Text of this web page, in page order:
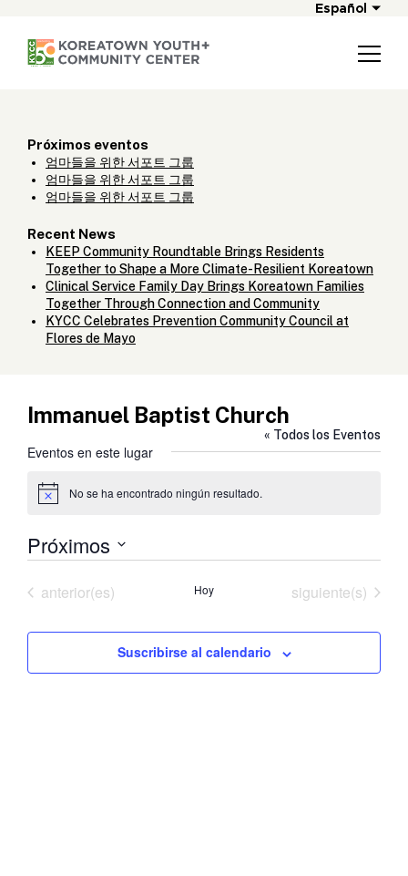
Español
Próximos eventos
엄마들을 위한 서포트 그룹
엄마들을 위한 서포트 그룹
엄마들을 위한 서포트 그룹
Recent News
KEEP Community Roundtable Brings Residents
Together to Shape a More Climate-Resilient Koreatown
Clinical Service Family Day Brings Koreatown Families
Together Through Connection and Community
KYCC Celebrates Prevention Community Council at
Flores de Mayo
Immanuel Baptist Church
« Todos los Eventos
Eventos en este lugar
Aviso No se ha encontrado ningún resultado.
Próximos
fecha.
Eventos
anterior(es) Hoy Eventos
siguiente(s)
Suscribirse al calendario